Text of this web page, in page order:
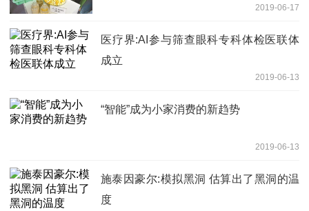
2019-06-17
医疗界:AI参与筛查眼科专科体检医联体
成立
2019-06-13
“智能”成为小家消费的新趋势
2019-06-13
施泰因豪尔:模拟黑洞 估算出了黑洞的温
度